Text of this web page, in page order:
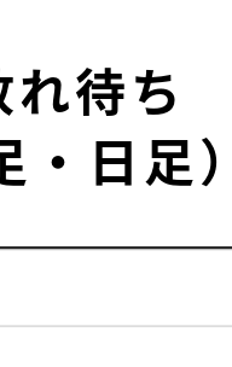
待ち
日足）